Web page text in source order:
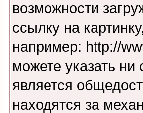
возможности
ссылку на
например: http://
можете указать
является
находятся за